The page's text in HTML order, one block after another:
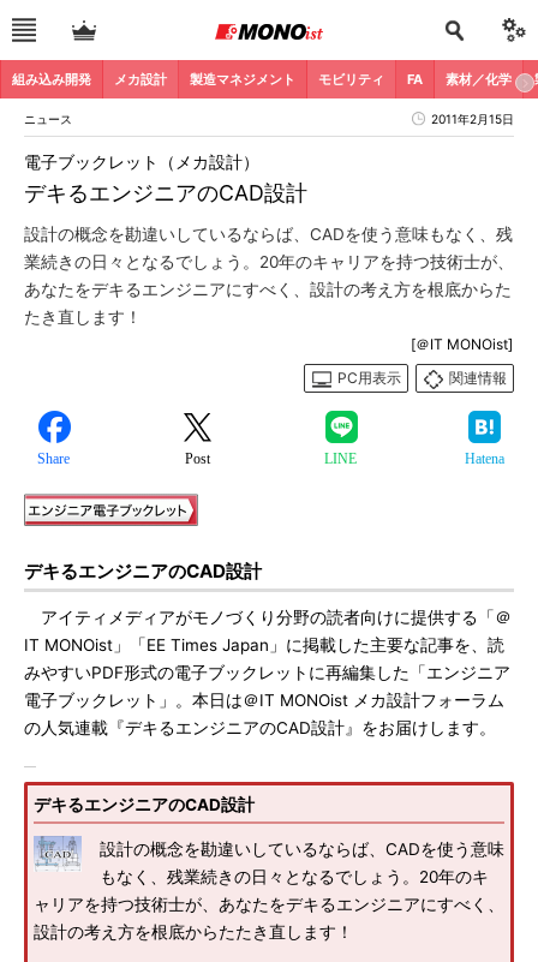
組み込み開発 メカ設計 製造マネジメント モビリティ FA 素材／化学
ニュース 2011年2月15日
デキるエンジニアのCAD設計
電子ブックレット（メカ設計）
設計の概念を勘違いしているならば、CADを使う意味もなく、残
業続きの日々となるでしょう。20年のキャリアを持つ技術士が、
あなたをデキるエンジニアにすべく、設計の考え方を根底からた
たき直します！
[＠IT MONOist]
PC用表示
関連情報
Share Post LINE Hatena
デキるエンジニアのCAD設計
アイティメディアがモノづくり分野の読者向けに提供する「＠
IT MONOist」「EE Times Japan」に掲載した主要な記事を、読
みやすいPDF形式の電子ブックレットに再編集した「エンジニア
電子ブックレット」。本日は＠IT MONOist メカ設計フォーラム
の人気連載『デキるエンジニアのCAD設計』をお届けします。
デキるエンジニアのCAD設計
設計の概念を勘違いしているならば、CADを使う意味
もなく、残業続きの日々となるでしょう。20年のキ
ャリアを持つ技術士が、あなたをデキるエンジニアにすべく、
設計の考え方を根底からたたき直します！